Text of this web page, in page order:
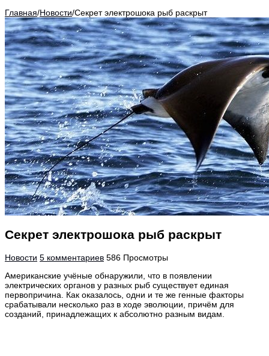
Главная/Новости/Секрет электрошока рыб раскрыт
Секрет электрошока рыб раскрыт
Новости 5 комментариев 586 Просмотры
Американские учёные обнаружили, что в появлении
электрических органов у разных рыб существует единая
первопричина. Как оказалось, одни и те же генные факторы
срабатывали несколько раз в ходе эволюции, причём для
созданий, принадлежащих к абсолютно разным видам.